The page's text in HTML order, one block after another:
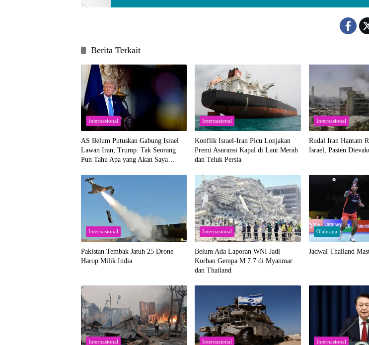
Berita Terkait
Internasional
AS Belum Putuskan Gabung Israel
Lawan Iran, Trump: Tak Seorang
Pun Tahu Apa yang Akan Saya
Internasional
Konflik Israel-Iran Picu Lonjakan
Premi Asuransi Kapal di Laut Merah
dan Teluk Persia
Internasional
Rudal Iran Hantam
Israel, Pasien
Internasional
Pakistan Tembak Jatuh 25 Drone
Harop Milik India
Internasional
Belum Ada Laporan WNI Jadi
Korban Gempa M 7.7 di Myanmar
dan Thailand
Olahraga
Jadwal Thailand
Internasional Internasional Internasional